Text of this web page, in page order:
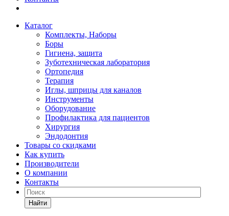
Каталог
Комплекты, Наборы
Боры
Гигиена, защита
Зуботехническая лаборатория
Ортопедия
Терапия
Иглы, шприцы для каналов
Инструменты
Оборудование
Профилактика для пациентов
Хирургия
Эндодонтия
Товары со скидками
Как купить
Производители
О компании
Контакты
Найти